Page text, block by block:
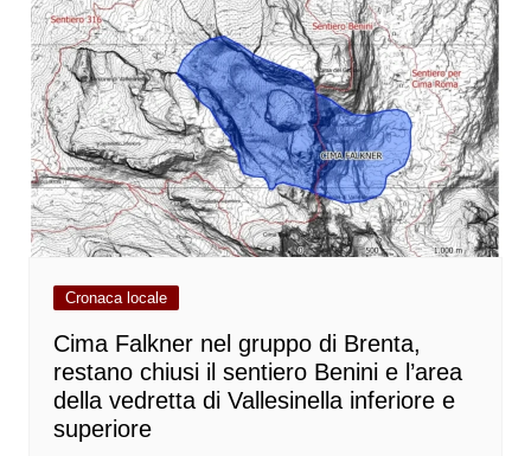
Cronaca locale
Cima Falkner nel gruppo di Brenta,
restano chiusi il sentiero Benini e l’area
della vedretta di Vallesinella inferiore e
superiore